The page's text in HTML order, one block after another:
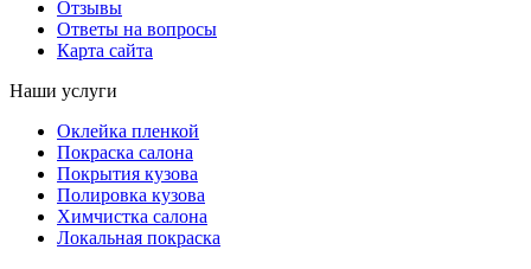
Отзывы
Ответы на вопросы
Карта сайта
Наши услуги
Оклейка пленкой
Покраска салона
Покрытия кузова
Полировка кузова
Химчистка салона
Локальная покраска